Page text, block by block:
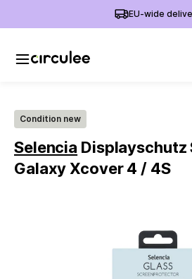
EU-wide
Condition new
Selencia Displayschutz
Galaxy Xcover 4 / 4S